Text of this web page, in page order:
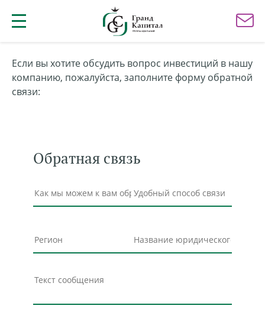
Если вы хотите обсудить вопрос инвестиций в нашу
компанию, пожалуйста, заполните форму обратной
связи:
Обратная связь